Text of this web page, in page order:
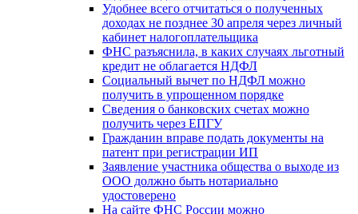
Удобнее всего отчитаться о полученных
доходах не позднее 30 апреля через личный
кабинет налогоплательщика
ФНС разъяснила, в каких случаях льготный
кредит не облагается НДФЛ
Социальный вычет по НДФЛ можно
получить в упрощенном порядке
Сведения о банковских счетах можно
получить через ЕПГУ
Гражданин вправе подать документы на
патент при регистрации ИП
Заявление участника общества о выходе из
ООО должно быть нотариально
удостоверено
На сайте ФНС России можно